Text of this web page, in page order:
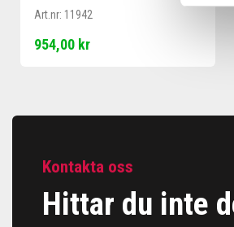
Art.nr: 11942
954,00 kr
Kontakta oss
Hittar du inte